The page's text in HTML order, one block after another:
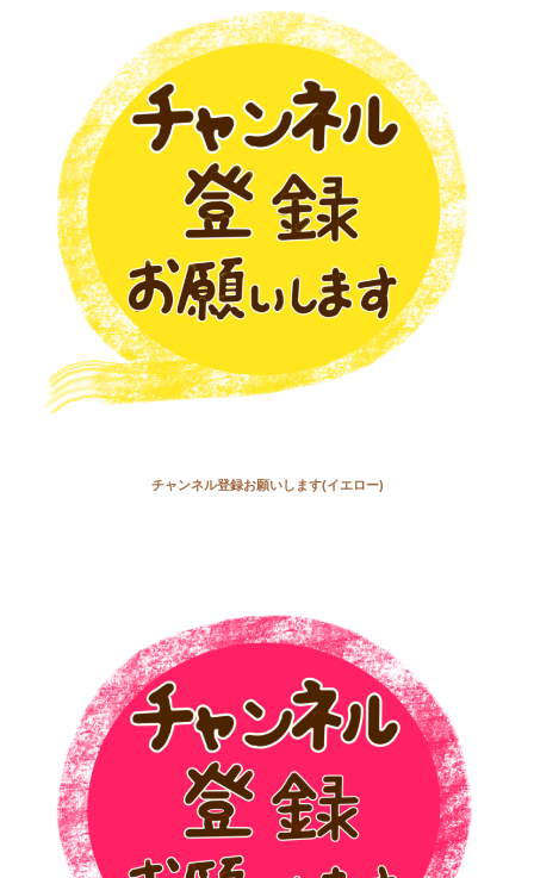
チャンネル登録お願いします(イエロー)